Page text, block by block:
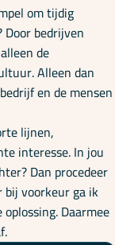
om tijdig
bedrijven
de
Alleen dan
en de mensen
lijnen,
interesse. In jou
Dan procedeer
bij voorkeur ga ik
Daarmee